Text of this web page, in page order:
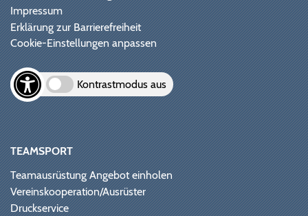
Impressum
Erklärung zur Barrierefreiheit
Cookie-Einstellungen anpassen
Kontrastmodus aus
TEAMSPORT
Teamausrüstung Angebot einholen
Vereinskooperation/Ausrüster
Druckservice